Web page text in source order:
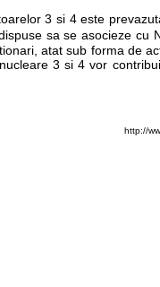
3 si 4 este
sa se asocieze
atat sub forma de
3 si 4 vor
http://